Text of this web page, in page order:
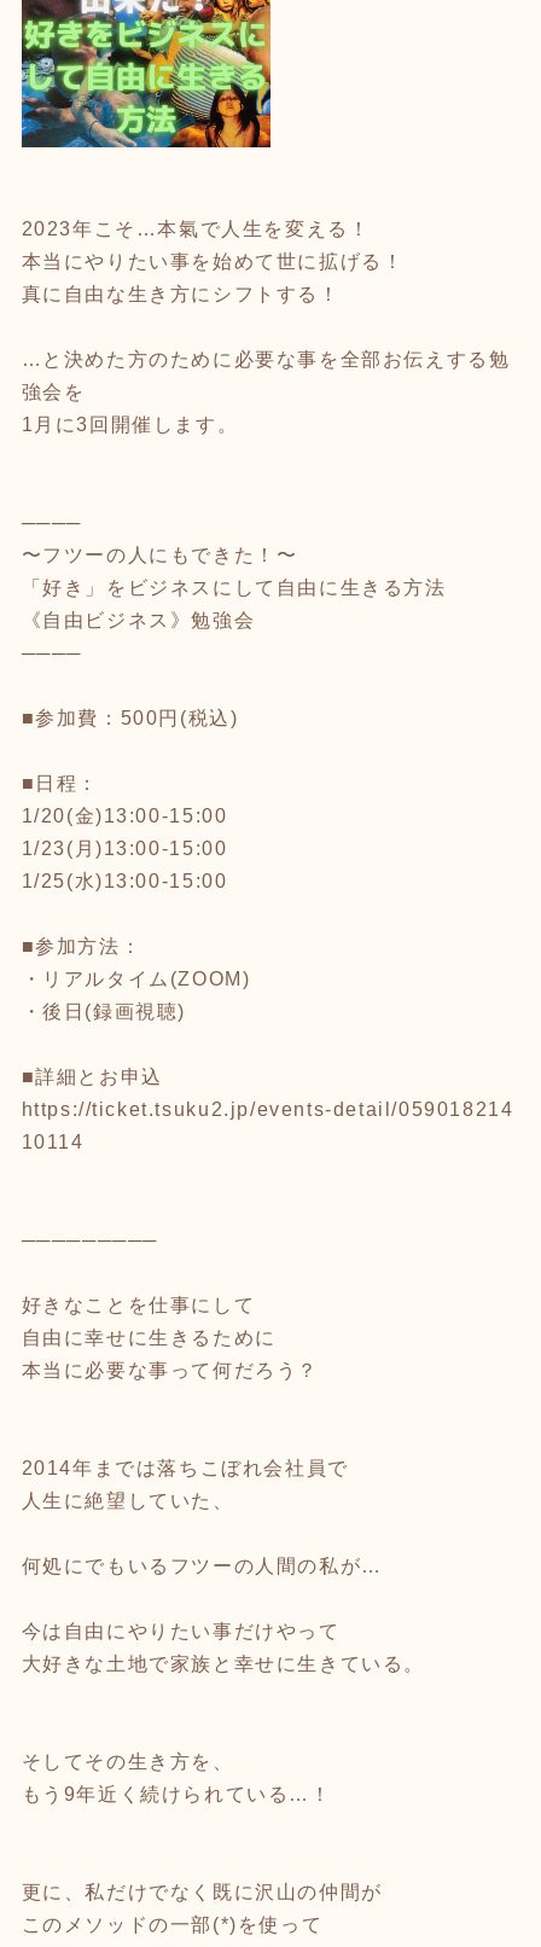
2023年こそ…本氣で人生を変える！
本当にやりたい事を始めて世に拡げる！
真に自由な生き方にシフトする！
…と決めた方のために必要な事を全部お伝えする勉
強会を
1月に3回開催します。
────
〜フツーの人にもできた！〜
「好き」をビジネスにして自由に生きる方法
《自由ビジネス》勉強会
────
■参加費：500円(税込)
■日程：
1/20(金)13:00-15:00
1/23(月)13:00-15:00
1/25(水)13:00-15:00
■参加方法：
・リアルタイム(ZOOM)
・後日(録画視聴)
■詳細とお申込
https://ticket.tsuku2.jp/events-detail/059018214
10114
─────────
好きなことを仕事にして
自由に幸せに生きるために
本当に必要な事って何だろう？
2014年までは落ちこぼれ会社員で
人生に絶望していた、
何処にでもいるフツーの人間の私が…
今は自由にやりたい事だけやって
大好きな土地で家族と幸せに生きている。
そしてその生き方を、
もう9年近く続けられている…！
更に、私だけでなく既に沢山の仲間が
このメソッドの一部(*)を使って